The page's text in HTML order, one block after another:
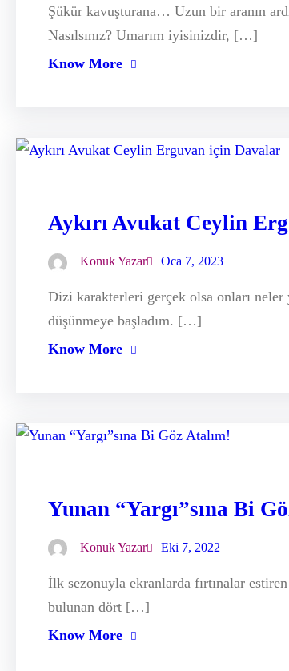
Şükür kavuşturana… Uzun bir aranın
Nasılsınız? Umarım iyisinizdir, […]
Know More
Aykırı Avukat Ceylin
Konuk Yazar Oca 7, 2023
Dizi karakterleri gerçek olsa onları
düşünmeye başladım. […]
Know More
Yunan “Yargı”sına Bi
Konuk Yazar Eki 7, 2022
İlk sezonuyla ekranlarda fırtınalar
bulunan dört […]
Know More